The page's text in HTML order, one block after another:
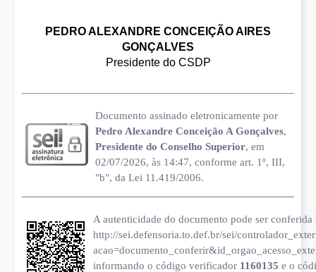
PEDRO ALEXANDRE CONCEIÇÃO AIRES
GONÇALVES
Presidente do CSDP
Documento assinado eletronicamente por
Pedro Alexandre Conceição A Gonçalves,
Presidente do Conselho Superior, em
02/07/2026, às 14:47, conforme art. 1º, III,
"b", da Lei 11.419/2006.
A autenticidade do documento pode ser conferida
http://sei.defensoria.to.def.br/sei/
informando o código verificador 1160135 e o